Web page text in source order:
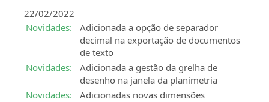
22/02/2022
Novidades:
Adicionada a opção de separador
decimal na exportação de documentos
de texto
Novidades:
Adicionada a gestão da grelha de
desenho na janela da planimetria
Novidades:
Adicionadas novas dimensões